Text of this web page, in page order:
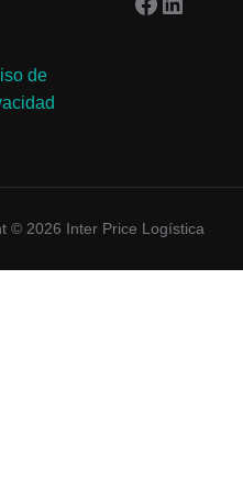
de
© 2026 Inter Price Logística